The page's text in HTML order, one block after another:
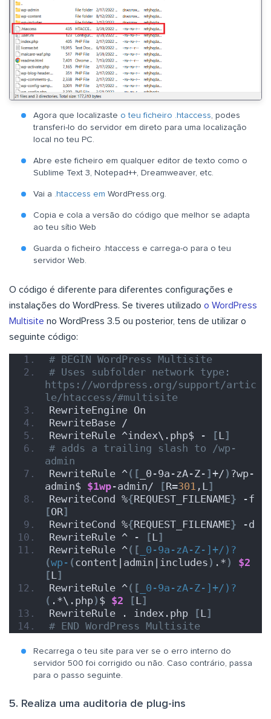
Agora que localizaste o teu ficheiro .htaccess , podes
transferi-lo do servidor em direto para uma localização
local no teu PC.
Abre este ficheiro em qualquer editor de texto como o
Sublime Text 3, Notepad++, Dreamweaver, etc.
Vai a .htaccess em WordPress.org.
Copia e cola a versão do código que melhor se adapta
ao teu sítio Web
Guarda o ficheiro .htaccess e carrega-o para o teu
servidor Web.
O código é diferente para diferentes configurações e
instalações do WordPress. Se tiveres utilizado o WordPress
Multisite no WordPress 3.5 ou posterior, tens de utilizar o
seguinte código:
# BEGIN WordPress Multisite
# Uses subfolder network type:
https://wordpress.org/support/artic
le/htaccess/#multisite
RewriteEngine On
RewriteBase /
RewriteRule ^index\.php$ -
[L ]
# adds a trailing slash to /wp-
admin
RewriteRule ^([ _0-9a-zA-Z- ]+/ ) ?wp-
admin$ $1wp-admin/ [R=301 ,L ]
RewriteCond %{REQUEST_FILENAME}
[OR]
RewriteCond %{REQUEST_FILENAME} -d
RewriteRule ^ -
[L ]
RewriteRule ^([ _0-9a-zA-Z-]+/)?
(wp- (content|admin|includes ) .* )
$2
[L ]
RewriteRule ^([ _0-9a-zA-Z-]+/)?
( .*\.php) $ $2 [L ]
RewriteRule . index.php
[L ]
# END WordPress Multisite
Recarrega o teu site para ver se o erro interno do
servidor 500 foi corrigido ou não. Caso contrário, passa
para o passo seguinte.
5. Realiza uma auditoria de plug-ins